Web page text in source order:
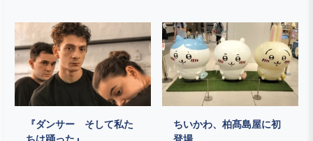
『ダンサー そして私た
ちいかわ、柏髙島屋に初